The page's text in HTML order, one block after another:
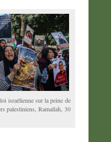
israélienne sur la peine de
palestiniens, Ramallah, 30